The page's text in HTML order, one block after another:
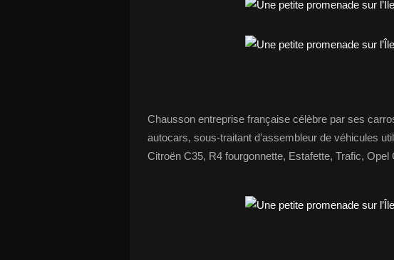
Chausson entreprise française célèbre par ses
autocars, sous-traitant d’assembleur de véhicules
Citroën C35, R4 fourgonnette, Estafette, Trafic,